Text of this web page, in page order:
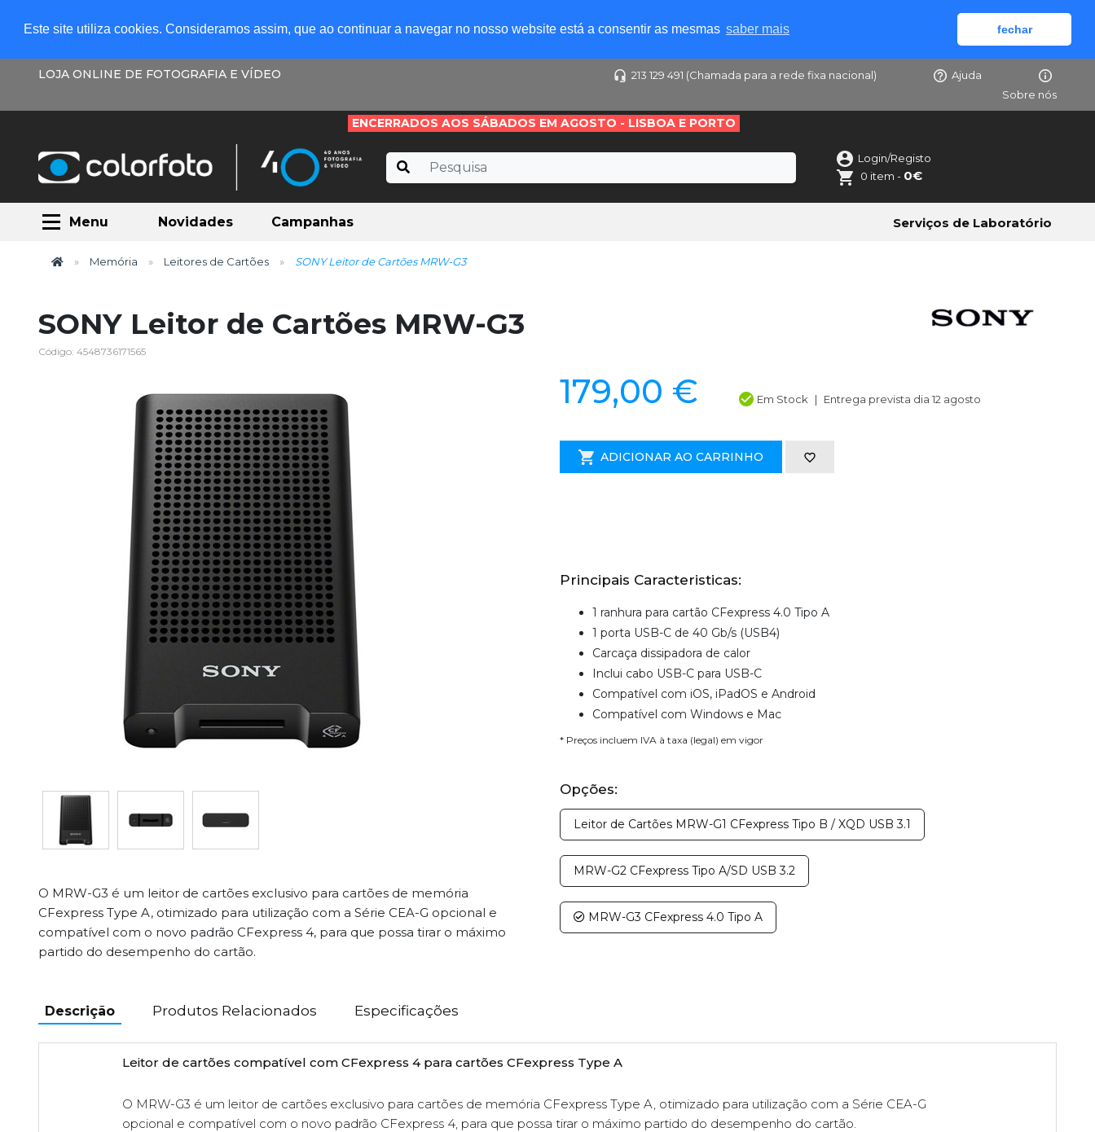
Este site utiliza cookies. Consideramos assim, que ao continuar a navegar no nosso website está a consentir as mesmas saber mais fechar
LOJA ONLINE DE FOTOGRAFIA E VÍDEO 213 129 491 (Chamada para a rede fixa nacional)
Ajuda
Sobre nós
ENCERRADOS AOS SÁBADOS EM AGOSTO - LISBOA E PORTO
Login/Registo
0 item - 0€
Menu Novidades Campanhas Serviços de Laboratório
Memória Leitores de Cartões SONY Leitor de Cartões MRW-G3
SONY Leitor de Cartões MRW-G3
Código: 4548736171565
O MRW-G3 é um leitor de cartões exclusivo para cartões de memória
CFexpress Type A, otimizado para utilização com a Série CEA-G opcional e
compatível com o novo padrão CFexpress 4, para que possa tirar o máximo
partido do desempenho do cartão.
179,00 € Em Stock Entrega prevista dia 12 agosto
ADICIONAR AO CARRINHO
Principais Caracteristicas:
1 ranhura para cartão CFexpress 4.0 Tipo A
1 porta USB-C de 40 Gb/s (USB4)
Carcaça dissipadora de calor
Inclui cabo USB-C para USB-C
Compatível com iOS, iPadOS e Android
Compatível com Windows e Mac
* Preços incluem IVA à taxa (legal) em vigor
Opções:
Leitor de Cartões MRW-G1 CFexpress Tipo B / XQD USB 3.1
MRW-G2 CFexpress Tipo A/SD USB 3.2
MRW-G3 CFexpress 4.0 Tipo A
Descrição Produtos Relacionados Especificações
Leitor de cartões compatível com CFexpress 4 para cartões CFexpress Type A
O MRW-G3 é um leitor de cartões exclusivo para cartões de memória CFexpress Type A, otimizado para utilização com a Série CEA-G
opcional e compatível com o novo padrão CFexpress 4, para que possa tirar o máximo partido do desempenho do cartão.